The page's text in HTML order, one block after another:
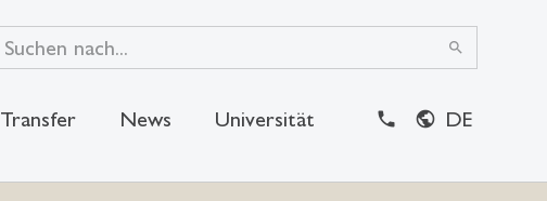
search
Transfer News Universität DE